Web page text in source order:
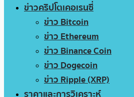
ข่าวคริปโตเคอเรนซี่
ข่าว Bitcoin
ข่าว Ethereum
ข่าว Binance Coin
ข่าว Dogecoin
ข่าว Ripple (XRP)